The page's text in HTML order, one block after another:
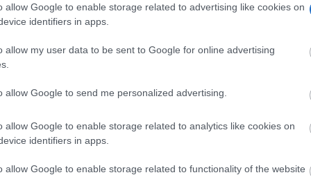
allow Google to enable storage related to advertising like cookies on
identifiers in apps.
allow my user data to be sent to Google for online advertising
allow Google to send me personalized advertising.
allow Google to enable storage related to analytics like cookies on
identifiers in apps.
allow Google to enable storage related to functionality of the website
que el problema “ha dejado de ser exclusivamente